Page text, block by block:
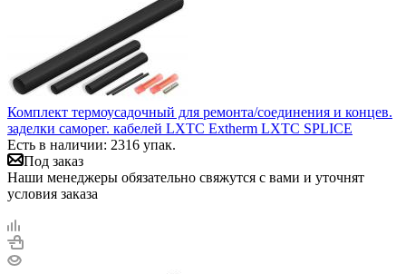
Комплект термоусадочный для ремонта/соединения и концев.
заделки саморег. кабелей LXTC Extherm LXTC SPLICE
Есть в наличии: 2316 упак.
Под заказ
Наши менеджеры обязательно свяжутся с вами и уточнят
условия заказа